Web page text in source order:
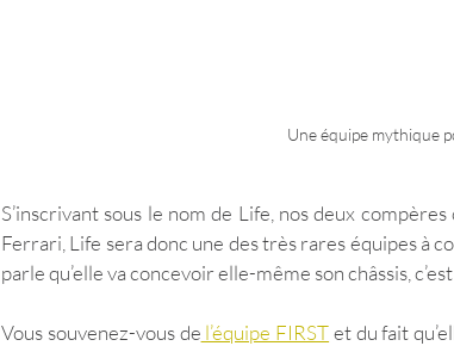
Une équipe mythique
S’inscrivant sous le nom de Life, nos deux
Ferrari, Life sera donc une des très rares équipes à
parle qu’elle va concevoir elle-même son châssis,
Vous souvenez-vous de l’équipe FIRST et du fait